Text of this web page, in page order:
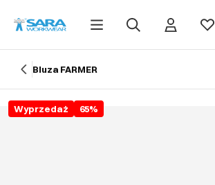
Bluza FARMER
Wyprzedaż 65%